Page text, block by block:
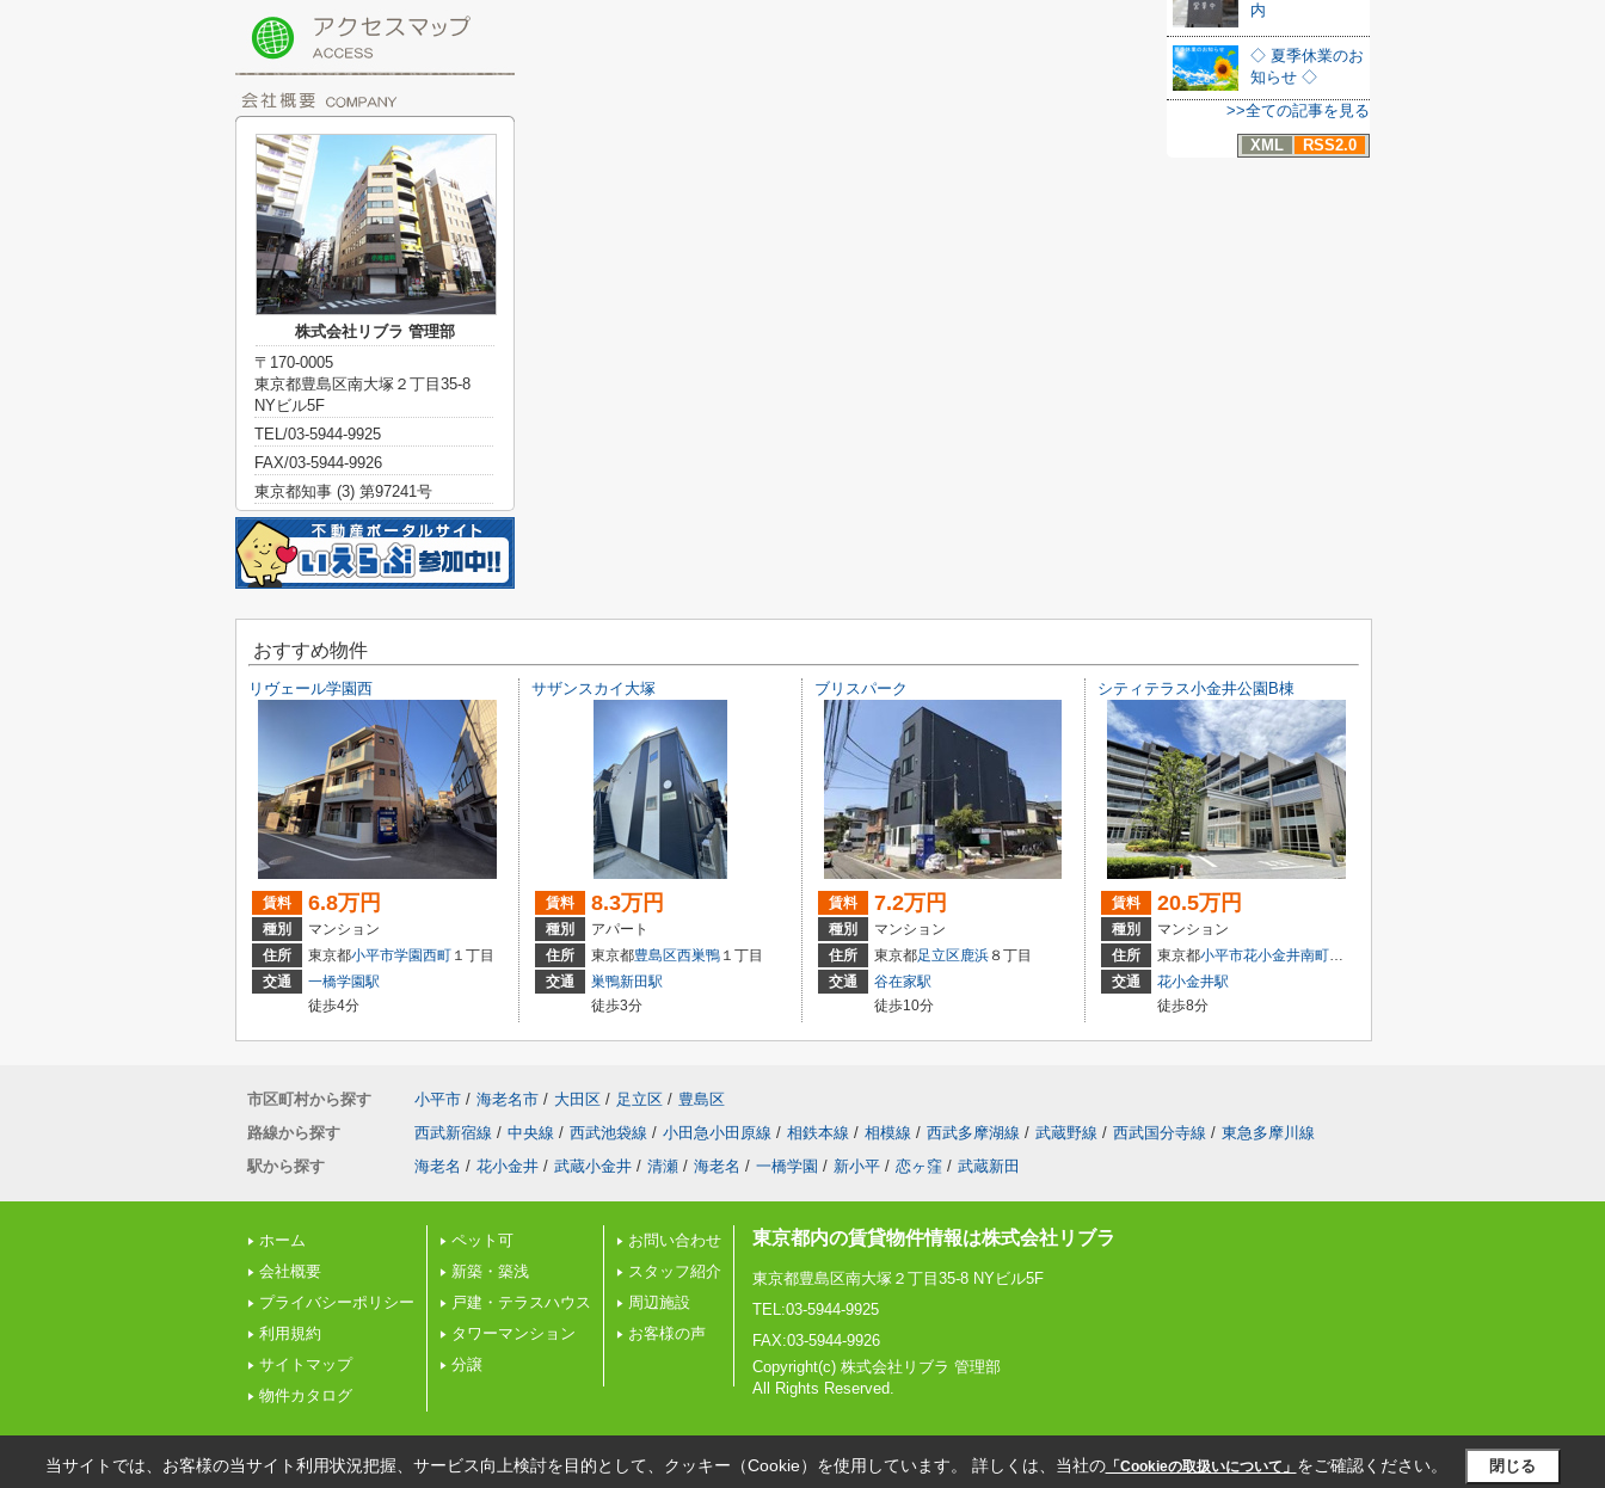
内
◇ 夏季休業のお
知らせ ◇
>>全ての記事を見る
XML
RSS2.0
株式会社リブラ 管理部
〒170-0005
東京都豊島区南大塚２丁目35-8
NYビル5F
TEL/03-5944-9925
FAX/03-5944-9926
東京都知事 (3) 第97241号
おすすめ物件
リヴェール学園西
賃料 6.8万円
種別
マンション
住所
東京都小平市学園西町 １丁目
交通
一橋学園駅
徒歩4分
サザンスカイ大塚
賃料 8.3万円
種別
アパート
住所
東京都豊島区西巣鴨 １丁目
交通
巣鴨新田駅
徒歩3分
ブリスパーク
賃料 7.2万円
種別
マンション
住所
東京都足立区鹿浜 ８丁目
交通
谷在家駅
徒歩10分
シティテラス小金井公園B棟
賃料 20.5万円
種別
マンション
住所
東京都小平市花小金井南町１丁目3-11
交通
花小金井駅
徒歩8分
市区町村から探す 小平市 / 海老名市 / 大田区 / 足立区 / 豊島区
路線から探す
西武新宿線 / 中央線 / 西武池袋線 / 小田急小田原線 / 相鉄本線 / 相模線 / 西武多摩湖線 / 武蔵野線 / 西武国分寺線 / 東急多摩川線
駅から探す
海老名 / 花小金井 / 武蔵小金井 / 清瀬 / 海老名 / 一橋学園 / 新小平 / 恋ヶ窪 / 武蔵新田
ホーム
会社概要
プライバシーポリシー
利用規約
サイトマップ
物件カタログ
ペット可
新築・築浅
戸建・テラスハウス
タワーマンション
分譲
お問い合わせ
スタッフ紹介
周辺施設
お客様の声
東京都内の賃貸物件情報は株式会社リブラ
東京都豊島区南大塚２丁目35-8 NYビル5F
TEL:03-5944-9925
FAX:03-5944-9926
Copyright(c) 株式会社リブラ 管理部
All Rights Reserved.
当サイトでは、お客様の当サイト利用状況把握、サービス向上検討を目的として、クッキー（Cookie）を使用しています。 詳しくは、当社の「Cookieの取扱いについて」 をご確認ください。 閉じる